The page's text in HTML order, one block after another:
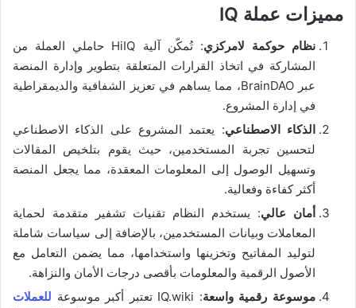
مميزات عملة IQ
نظام حوكمة لامركزي
: تُمكّن آلية HiIQ حاملي العملة من
المشاركة في اتخاذ القرارات المتعلقة بتطوير وإدارة المنصة
عبر BrainDAO، مما يساهم في تعزيز الشفافية والديمقراطية
في إدارة المشروع.
الذكاء الاصطناعي: يعتمد المشروع على الذكاء الاصطناعي
لتحسين تجربة المستخدمين، حيث يقوم بتلخيص المقالات
وتسهيل الوصول إلى المعلومات المعقدة، مما يجعل المنصة
أكثر كفاءة وفعالية.
أمان عالي: يستخدم النظام تقنيات تشفير متقدمة لحماية
المعاملات وبيانات المستخدمين، بالإضافة إلى سياسات شاملة
لتوليد المفاتيح وتخزينها واستخدامها، مما يضمن التعامل مع
الأصول الرقمية والمعلومات بأقصى درجات الأمان والنزاهة.
موسوعة رقمية واسعة: IQ.wiki تعتبر أكبر موسوعة
للعملات